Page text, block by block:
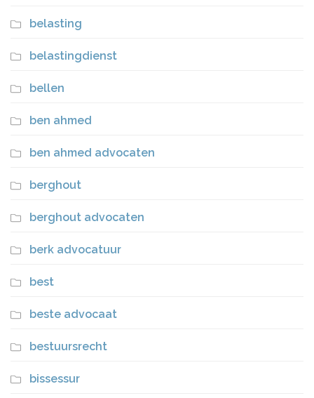
belasting
belastingdienst
bellen
ben ahmed
ben ahmed advocaten
berghout
berghout advocaten
berk advocatuur
best
beste advocaat
bestuursrecht
bissessur